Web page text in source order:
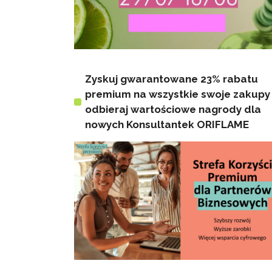
Zyskuj gwarantowane 23% rabatu
premium na wszystkie swoje zakupy
odbieraj wartościowe nagrody dla
nowych Konsultantek ORIFLAME